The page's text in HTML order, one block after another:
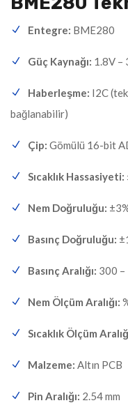
Entegre: BME280
Güç Kaynağı: 1.8V –
Haberleşme: I2C
bağlanabilir)
Çip: Gömülü 16-bit
Sıcaklık Hassasiyeti:
Nem Doğruluğu:
Basınç Doğruluğu:
Basınç Aralığı: 300 –
Nem Ölçüm Aralığı:
Sıcaklık Ölçüm
Malzeme: Altın PCB
Pin Aralığı: 2.54 mm